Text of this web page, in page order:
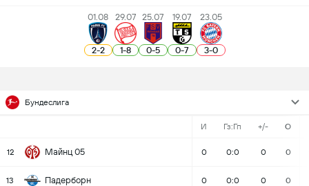
01.08
2-2
29.07
1-8
25.07
0-5
19.07
0-7
23.05
3-0
Бундеслига
И Гз:Гп +/- О
12 Майнц 05 0 0:0 0 0
13 Падерборн 0 0:0 0 0